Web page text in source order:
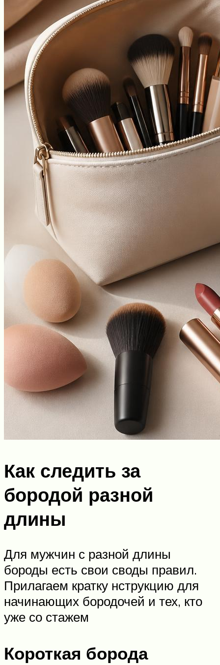
Как следить за
бородой разной
длины
Для мужчин с разной длины
бороды есть свои своды правил.
Прилагаем кратку нструкцию для
начинающих бородочей и тех, кто
уже со стажем
Короткая борода